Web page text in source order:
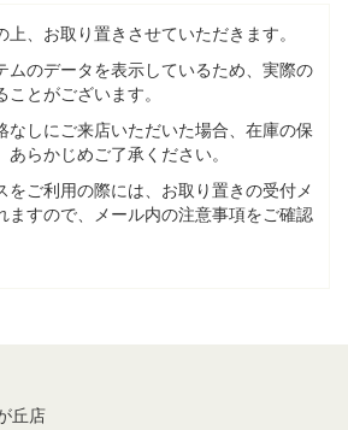
上、お取り置きさせていただきます。
ムのデータを表示しているため、実際の
とがございます。
なしにご来店いただいた場合、在庫の保
らかじめご了承ください。
をご利用の際には、お取り置きの受付メ
ますので、メール内の注意事項をご確認
丘店